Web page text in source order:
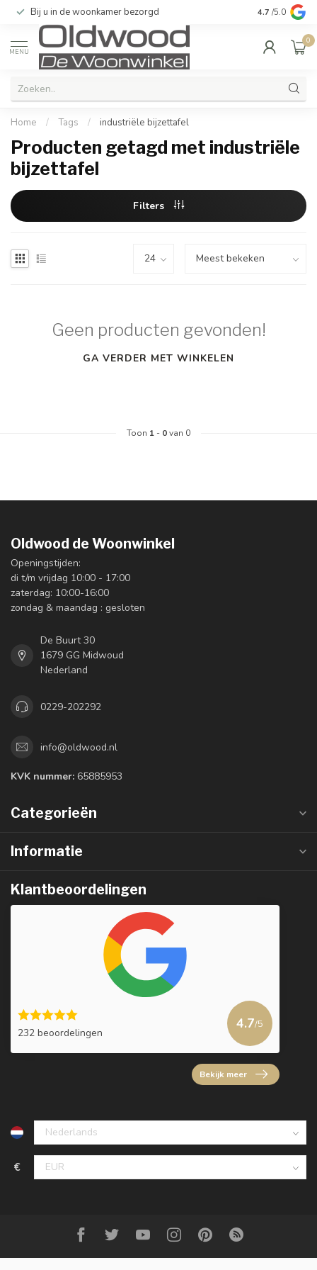
Bij u in de woonkamer bezorgd Kwaliteit &
4.7 /5.0
MENU
0
Home / Tags / industriële bijzettafel
Producten getagd met industriële
bijzettafel
Filters
Geen producten gevonden!
GA VERDER MET WINKELEN
Toon 1 - 0van 0
Oldwood de Woonwinkel
Openingstijden:
di t/m vrijdag 10:00 - 17:00
zaterdag: 10:00-16:00
zondag & maandag : gesloten
De Buurt 30
1679 GG Midwoud
Nederland
0229-202292
info@oldwood.nl
KVK nummer: 65885953
Categorieën
Informatie
Klantbeoordelingen
232 beoordelingen
4.7/5
Bekijk meer
€